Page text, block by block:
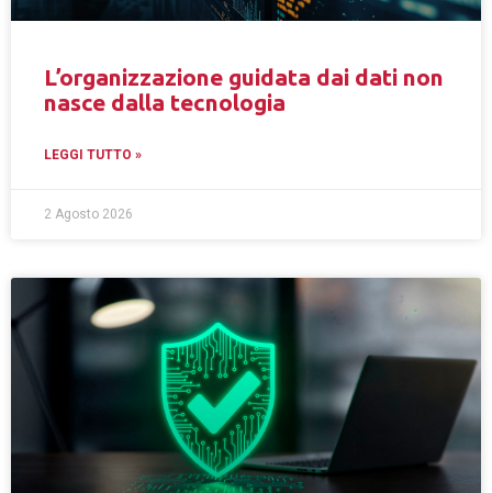
L’organizzazione guidata dai dati non
nasce dalla tecnologia
LEGGI TUTTO »
2 Agosto 2026